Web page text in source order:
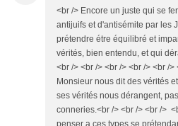
<br /> Encore un juste qui se
antijuifs et d'antisémite par les
prétendre étre équilibré et
vérités, bien entendu, et qui
<br /> <br /> <br /> <br /> <br /
Monsieur nous dit des vérités
ses vérités nous dérangent,
conneries.<br /> <br /> <br />
penser a ces types se